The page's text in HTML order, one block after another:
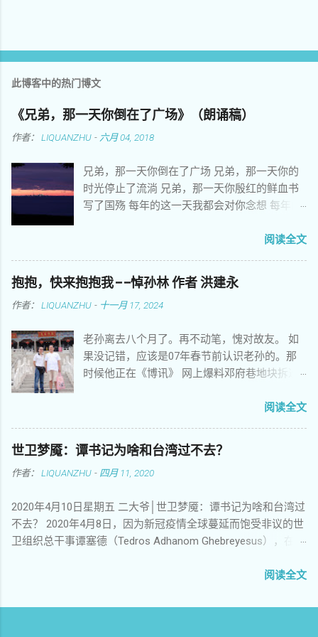
此博客中的热门博文
《兄弟，那一天你倒在了广场》（朗诵稿）
作者： LIQUANZHU - 六月 04, 2018
兄弟，那一天你倒在了广场 兄弟，那一天你的
时光停止了流淌 兄弟，那一天你殷红的鲜血书
写了国殇 每年的这一天我都会对你念想 每年的
我都在灵魂深处把你细细端详 你当年朝气蓬勃
上只愿青春插上翅膀 你花样年华激情荡漾不敢
正视姑娘娇嫩的脸庞 你悲壮的生命常常让我觉
得苟活在世上 你遗留的心愿多少年来让后来者
想 你聚集广场绝食请愿希望感动上苍 你热情高
歌挥舞标语矗立女神放飞梦想 你用卑微身躯稚
嫩灵魂撑起了古老民族的脊梁 暴政不懂人类的
使口蜜腹剑舞刀弄枪 机枪和坦克碾压了生命良
知正义和人类最后一丝希望 他们害怕他们恐惧
他们不让说话捂住我们的口腔 他们洗刷血迹毁
白制造谎言伪造历史妄想把大屠杀的血案藏进
走向刽子手挺起胸膛 兄弟，今天我要用我的歌
声我的诗歌我的演讲我的心声再次让他们恐慌
兄弟，今天我要大声对你呼唤，我来看你了，
为一体年年岁岁披上春天的新妆 你的灵魂与祖
阅读全文
抱抱，快来抱抱我——悼孙林 作者 洪建永
作者： LIQUANZHU - 十一月 17, 2024
老孙离去八个月了。再不动笔，愧对故友。 如
果没记错，应该是07年春节前认识老孙的。那
时候他正在《博讯》 网上爆料邓府巷地块拆迁
迁自焚案当年轰动一时，事主翁彪的遗属得到
待遇，心中难免不平，所以就想曝 光他们掌握
的拆迁黑幕，求得舆论关注，以便获得更好的
安置。不 知他们从哪里得知南京有个孙记者敢
料，一时风头无二。记得那时博讯网上另有一
位政 文也在曝光南京的拆迁黑幕，一城双声，
估计地方当局的压力有点 大，于是就有了南京
到， 老孙直接把现场视频挂上了网，这下子事
阅读全文
世卫梦魇：谭书记为啥和台湾过不去？
作者： LIQUANZHU - 四月 11, 2020
2020年4月10日星期五 二大爷│世卫梦魇：谭书记为啥和台湾过
不去？ 2020年4月8日，因为新冠疫情全球蔓延而饱受非议的世
卫组织总干事谭塞德（Tedros Adhanom Ghebreyesus），在例
评台湾近三个月来对他个人持续抹黑，特别是针对他黑人身份
疫中作为优等生广受赞誉，此番却不想人在岛中坐，锅从天上
阅读全文